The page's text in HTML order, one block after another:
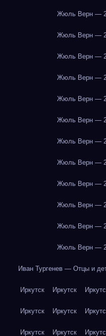
Жюль Верн —
Жюль Верн —
Жюль Верн —
Жюль Верн —
Жюль Верн —
Жюль Верн —
Жюль Верн —
Жюль Верн —
Жюль Верн —
Жюль Верн —
Жюль Верн —
Жюль Верн —
Иван Тургенев — Отцы и
Иркутск Иркутск
Иркутск Иркутск
Иркутск Иркутск